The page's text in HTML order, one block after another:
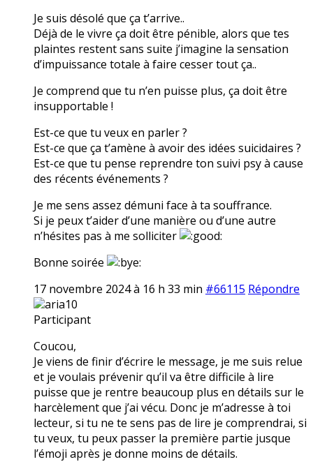
Je suis désolé que ça t’arrive..
Déjà de le vivre ça doit être pénible, alors que tes
plaintes restent sans suite j’imagine la sensation
d’impuissance totale à faire cesser tout ça..
Je comprend que tu n’en puisse plus, ça doit être
insupportable !
Est-ce que tu veux en parler ?
Est-ce que ça t’amène à avoir des idées suicidaires ?
Est-ce que tu pense reprendre ton suivi psy à cause
des récents événements ?
Je me sens assez démuni face à ta souffrance.
Si je peux t’aider d’une manière ou d’une autre
n’hésites pas à me solliciter
Bonne soirée
17 novembre 2024 à 16 h 33 min #66115 Répondre
aria10
Participant
Coucou,
Je viens de finir d’écrire le message, je me suis relue
et je voulais prévenir qu’il va être difficile à lire
puisse que je rentre beaucoup plus en détails sur le
harcèlement que j’ai vécu. Donc je m’adresse à toi
lecteur, si tu ne te sens pas de lire je comprendrai, si
tu veux, tu peux passer la première partie jusque
l’émoji après je donne moins de détails.